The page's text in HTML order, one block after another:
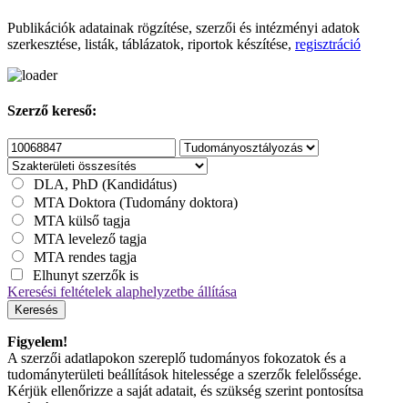
Publikációk adatainak rögzítése, szerzői és intézményi adatok
szerkesztése, listák, táblázatok, riportok készítése, regisztráció
Szerző kereső:
DLA, PhD (Kandidátus)
MTA Doktora (Tudomány doktora)
MTA külső tagja
MTA levelező tagja
MTA rendes tagja
Elhunyt szerzők is
Keresési feltételek alaphelyzetbe állítása
Keresés
Figyelem!
A szerzői adatlapokon szereplő tudományos fokozatok és a
tudományterületi beállítások hitelessége a szerzők felelőssége.
Kérjük ellenőrizze a saját adatait, és szükség szerint pontosítsa